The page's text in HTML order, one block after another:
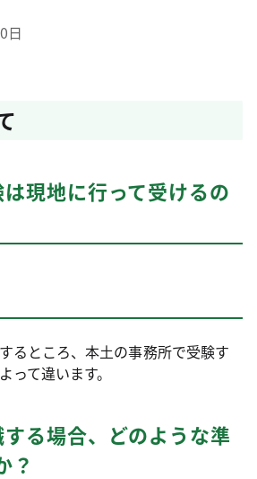
日
現地に行って受けるの
るところ、本土の事務所で受験す
って違います。
る場合、どのような準
？